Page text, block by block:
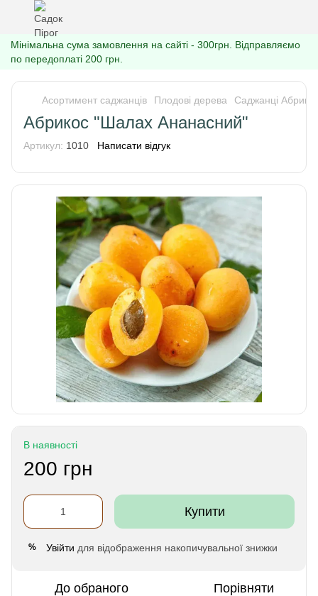
Мінімальна сума замовлення на сайті - 300грн. Відправляємо
по передоплаті 200 грн.
Асортимент саджанців Плодові дерева Саджанці
Абрикос "Шалах Ананасний"
Артикул: 1010 Написати відгук
В наявності
200 грн
Купити
% Увійти для відображення накопичувальної знижки
До обраного Порівняти